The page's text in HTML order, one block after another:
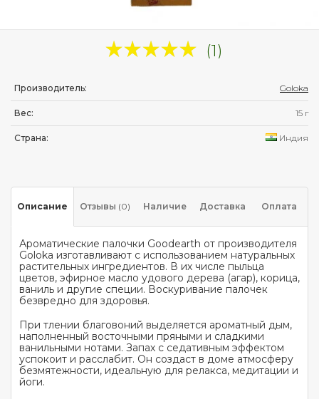
(1)
Производитель: Goloka
Вес: 15 г
Страна: Индия
Описание Отзывы (0) Наличие Доставка Оплата
Ароматические палочки Goodearth от производителя
Goloka изготавливают с использованием натуральных
растительных ингредиентов. В их числе пыльца
цветов, эфирное масло удового дерева (агар), корица,
ваниль и другие специи. Воскуривание палочек
безвредно для здоровья.
При тлении благовоний выделяется ароматный дым,
наполненный восточными пряными и сладкими
ванильными нотами. Запах с седативным эффектом
успокоит и расслабит. Он создаст в доме атмосферу
безмятежности, идеальную для релакса, медитации и
йоги.